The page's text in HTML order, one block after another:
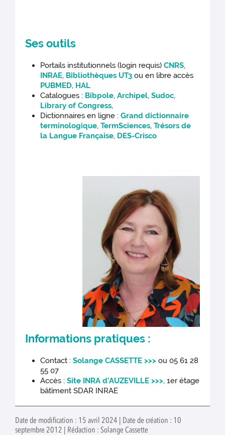
Ses outils
Portails institutionnels (login requis)CNRS,
INRAE, Bibliothèques UT3 ou en libre accès
PUBMED, HAL
Catalogues : Bibpole,Archipel,Sudoc,
Library of Congress,
Dictionnaires en ligne :Grand dictionnaire
terminologique,TermSciences,Trésors de
la Langue Française, DES-Crisco
Informations pratiques :
Contact :Solange CASSETTE >>> ou 05 61 28
55 07
Accès :Site INRA d'AUZEVILLE >>>, 1er étage
bâtîment SDAR INRAE
Date de modification : 15 avril 2024 | Date de création : 10
septembre 2012 | Rédaction : Solange Cassette